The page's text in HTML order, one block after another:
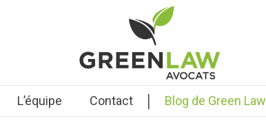
L’équipe Contact | Blog de Green Law